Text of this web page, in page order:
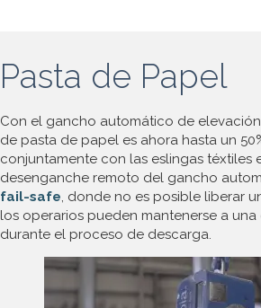
Pasta de Papel
Con el gancho automático de
de pasta de papel es ahora hasta un
conjuntamente con las eslingas téxtiles
desenganche remoto del gancho
fail-safe, donde no es posible liberar
los operarios pueden mantenerse a
durante el proceso de descarga.